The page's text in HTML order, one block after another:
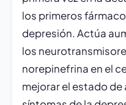
los primeros
depresión. Actúa
los
norepinefrina en el
mejorar el estado de